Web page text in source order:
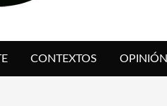
A SERRAT
CONTEXTOS OPINIÓN